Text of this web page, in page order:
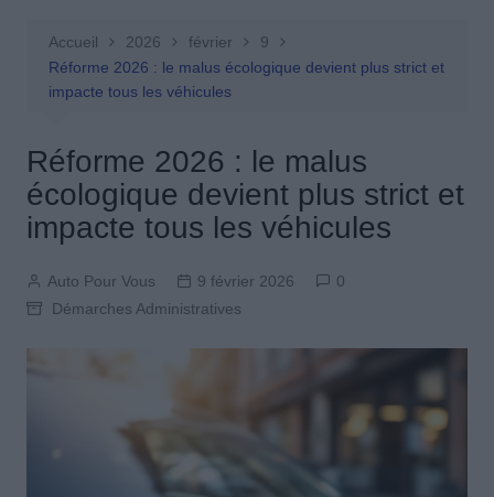
Accueil 2026 février
9
Réforme 2026 : le malus écologique devient plus strict et
impacte tous les véhicules
Réforme 2026 : le malus
écologique devient plus strict et
impacte tous les véhicules
Auto Pour Vous 9 février 2026
0
Démarches Administratives